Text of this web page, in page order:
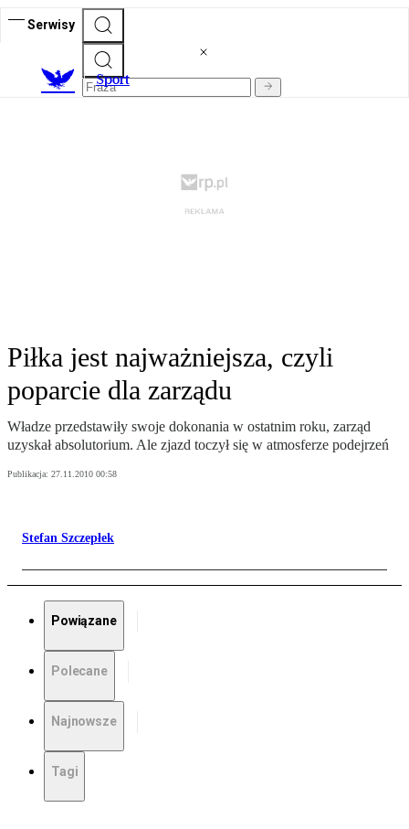
Serwisy
Sport
Piłka jest najważniejsza, czyli
poparcie dla zarządu
Władze przedstawiły swoje dokonania w ostatnim roku, zarząd
uzyskał absolutorium. Ale zjazd toczył się w atmosferze podejrzeń
Publikacja: 27.11.2010 00:58
Stefan Szczepłek
Powiązane
Polecane
Najnowsze
Tagi